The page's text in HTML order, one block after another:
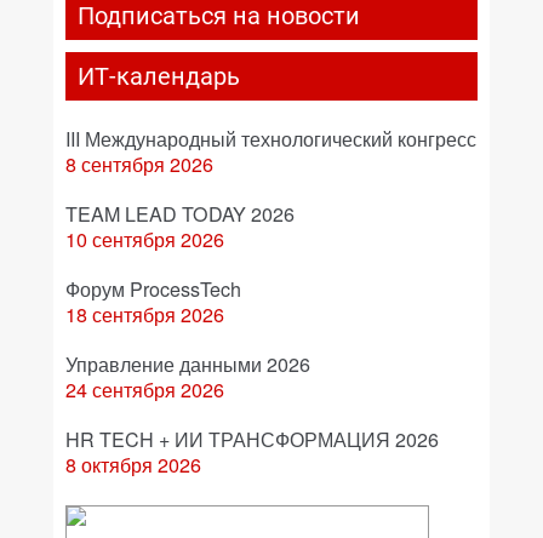
Подписаться на новости
ИТ-календарь
III Международный технологический конгресс
8 сентября 2026
TEAM LEAD TODAY 2026
10 сентября 2026
Форум ProcessTech
18 сентября 2026
Управление данными 2026
24 сентября 2026
HR TECH + ИИ ТРАНСФОРМАЦИЯ 2026
8 октября 2026